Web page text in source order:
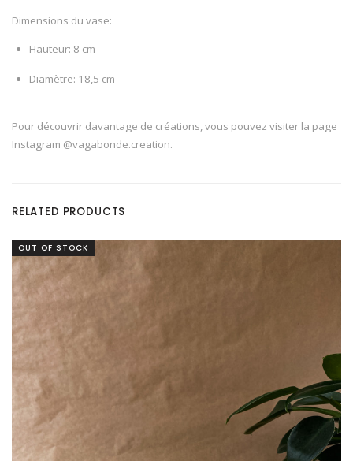
Dimensions du vase:
Hauteur: 8 cm
Diamètre: 18,5 cm
Pour découvrir davantage de créations, vous pouvez visiter la page
Instagram @vagabonde.creation.
RELATED PRODUCTS
OUT OF STOCK